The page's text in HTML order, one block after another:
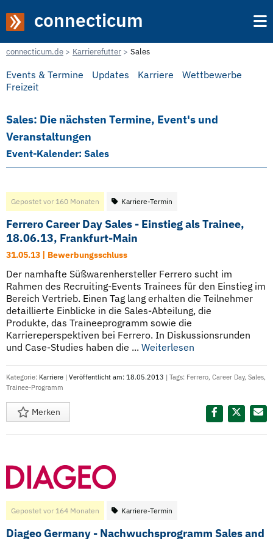
connecticum
connecticum.de Karrierefutter Sales
Events & Termine Updates Karriere
Wettbewerbe
Freizeit
Sales: Die nächsten Termine, Event's und
Veranstaltungen
Event-Kalender: Sales
Gepostet vor 160 Monaten Karriere-Termin
Ferrero Career Day Sales - Einstieg als Trainee,
18.06.13, Frankfurt-Main
31.05.13 | Bewerbungsschluss
Der namhafte Süßwarenhersteller Ferrero sucht im
Rahmen des Recruiting-Events Trainees für den Einstieg im
Bereich Vertrieb. Einen Tag lang erhalten die Teilnehmer
detaillierte Einblicke in die Sales-Abteilung, die
Produkte, das Traineeprogramm sowie die
Karriereperspektiven bei Ferrero. In Diskussionsrunden
und Case-Studies haben die ... Weiterlesen
Kategorie: Karriere | Veröffentlicht am: 18.05.2013 | Tags: Ferrero, Career Day, Sales,
Trainee-Programm
Merken
Gepostet vor 164 Monaten Karriere-Termin
Diageo Germany - Nachwuchsprogramm Sales and